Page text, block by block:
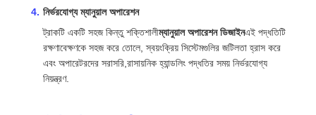
নির্ভরযোগ্য ম্যানুয়াল অপারেশন
ট্রাকটি একটি সহজ কিন্তু শক্তিশালীম্যানুয়াল অপারেশন ডিজাইনএই পদ্ধতিটি
রক্ষণাবেক্ষণকে সহজ করে তোলে, স্বয়ংক্রিয় সিস্টেমগুলির জটিলতা হ্রাস করে
এবং অপারেটরদের সরাসরি,রাসায়নিক হ্যান্ডলিং পদ্ধতির সময় নির্ভরযোগ্য
নিয়ন্ত্রণ.